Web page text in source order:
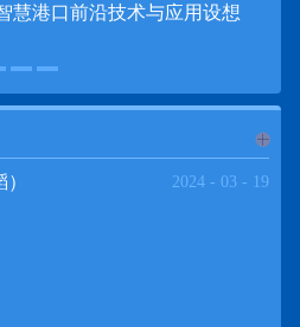
慧港口前沿技术与应用设想
2024 - 03 - 19